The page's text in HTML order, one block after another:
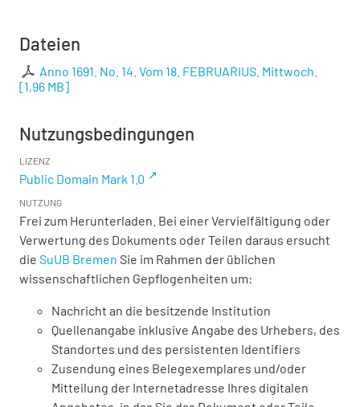
Dateien
Anno 1691. No. 14. Vom 18. FEBRUARIUS. Mittwoch.
[1,96 MB]
Nutzungsbedingungen
LIZENZ
Public Domain Mark 1.0
NUTZUNG
Frei zum Herunterladen. Bei einer Vervielfältigung oder
Verwertung des Dokuments oder Teilen daraus ersucht
die SuUB Bremen Sie im Rahmen der üblichen
wissenschaftlichen Gepflogenheiten um:
Nachricht an die besitzende Institution
Quellenangabe inklusive Angabe des Urhebers, des
Standortes und des persistenten Identifiers
Zusendung eines Belegexemplares und/oder
Mitteilung der Internetadresse Ihres digitalen